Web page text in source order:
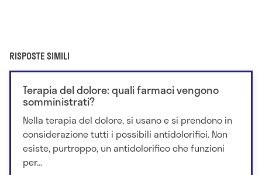
RISPOSTE SIMILI
Terapia del dolore: quali farmaci vengono
somministrati?
Nella terapia del dolore, si usano e si prendono in
considerazione tutti i possibili antidolorifici. Non
esiste, purtroppo, un antidolorifico che funzioni
per...